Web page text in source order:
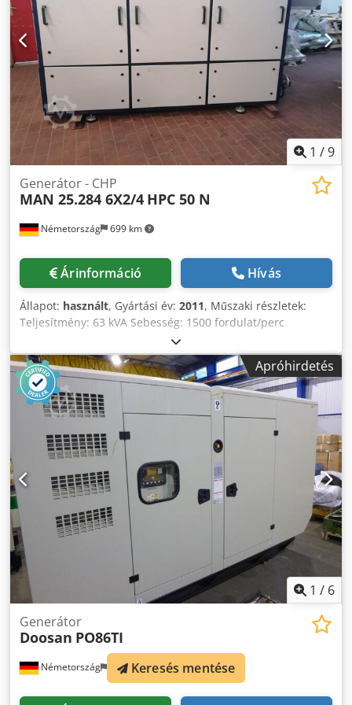
1 /9
Németország 699 km
Generátor - CHP
MAN 25.284 6X2/4 HPC 50 N
Árinformáció Hívás
Állapot: használt, Gyártási év: 2011, Műszaki részletek:
Teljesítmény: 63 kVA Sebesség: 1500 fordulat/perc
Teljesítmény: 50 (hőcserélő) KW Tüzelőanyag típusa:
(föld)gáz Üzemóra: 87021 óra Tömeg: kb. 2300 kg Dwedpfx
Aju Nvp Ssnuja Méretek H x SZ x K: kb. 3,0 x 1,0 x 1,8 m
CHP kompakt modul (hőcserélő modul) Hangszigetelt
vezérlőszekrénnyel Motor: motor, 1500 rpm; teljesítmény
mech. 54kW, gyújtásvezérlő egység Motortech MIC 500
(MIC 520) Generátor: Leroy Somer; típus LSA 43.2 8; típus
teljesítmény 87 kVA; 1500 rpm; feszültség 400V Hőcserélő
modul: Hőátadó, motor hűtővíz teljesítmény 46kW;
kipufogógáz hő teljesítmény 33kW; teljes hőteljesítmény a
lemezes hőcserélőn keresztül = 79kW Csatlakozások a
gázbevezetéshez, füstgázkivezetéshez,
kondenzvízelvezetéshez és fűtővízhez az oldalon.
Füstgázcsatlakozással *
Apróhirdetés
1 / 6
Németország 699 km
Generátor
Doosan PO86TI
Keresés mentése